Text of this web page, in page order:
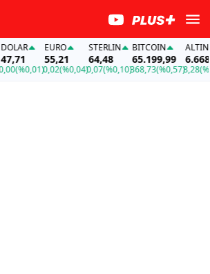
EURO
55,21
0,02(%0,04)
STERLIN
64,48
0,07(%0,10)
BITCOIN
65.199,99
368,73(%0,57)
ALTIN
6.668,82
8,28(%0,12)